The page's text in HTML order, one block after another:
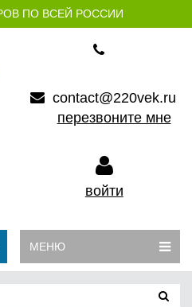
ПО ВСЕЙ РОССИИ
contact@220vek.ru
перезвоните мне
войти
МЕНЮ